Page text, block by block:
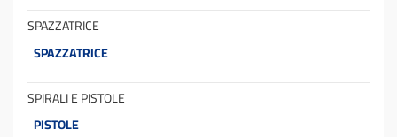
SPAZZATRICE
SPAZZATRICE
SPIRALI E PISTOLE
PISTOLE